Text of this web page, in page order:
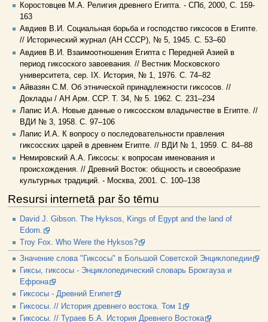
Коростовцев М.А. Религия древнего Египта. - СПб, 2000, С. 159-
163
Авдиев В.И. Социальная борьба и господство гиксосов в Египте.
// Исторический журнал (АН СССР), № 5, 1945. С. 53–60
Авдиев В.И. Взаимоотношения Египта с Передней Азией в
период гиксоского завоевания. // Вестник Московского
университета, сер. IX. История, № 1, 1976. С. 74–82
Айвазян С.М. Об этнической принадлежности гиксосов. //
Доклады / АН Арм. ССР. Т. 34, № 5. 1962. С. 231–234
Лапис И.А. Новые данные о гиксосском владычестве в Египте. //
ВДИ № 3, 1958. С. 97–106
Лапис И.А. К вопросу о последовательности правления
гиксосских царей в древнем Египте. // ВДИ № 1, 1959. С. 84–88
Немировский А.А. Гиксосы: к вопросам именования и
происхождения. // Древний Восток: общность и своеобразие
культурных традиций. - Москва, 2001. С. 100–138
Resursi internetā par šo tēmu
David J. Gibson. The Hyksos, Kings of Egypt and the land of
Edom.
Troy Fox. Who Were the Hyksos?
Значение слова "Гиксосы" в Большой Советской Энциклопедии
Гиксы, гиксосы - Энциклопедический словарь Брокгауза и
Ефрона
Гиксосы - Древний Египет
Гиксосы. // История древнего востока. Том 1
Гиксосы. // Тураев Б.А. История Древнего Востока